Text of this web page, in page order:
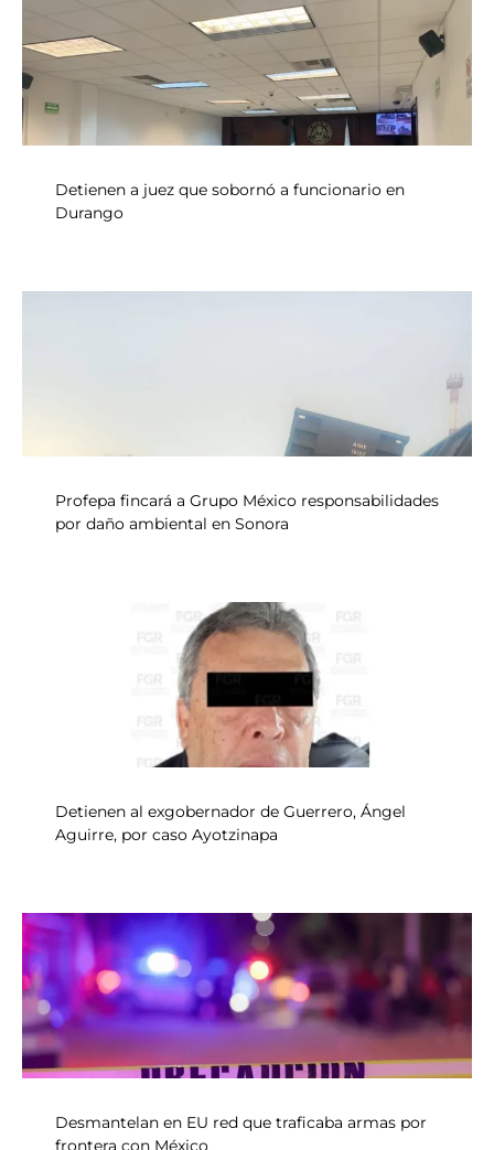
Detienen a juez que sobornó a funcionario en
Durango
Profepa fincará a Grupo México responsabilidades
por daño ambiental en Sonora
Detienen al exgobernador de Guerrero, Ángel
Aguirre, por caso Ayotzinapa
Desmantelan en EU red que traficaba armas por
frontera con México